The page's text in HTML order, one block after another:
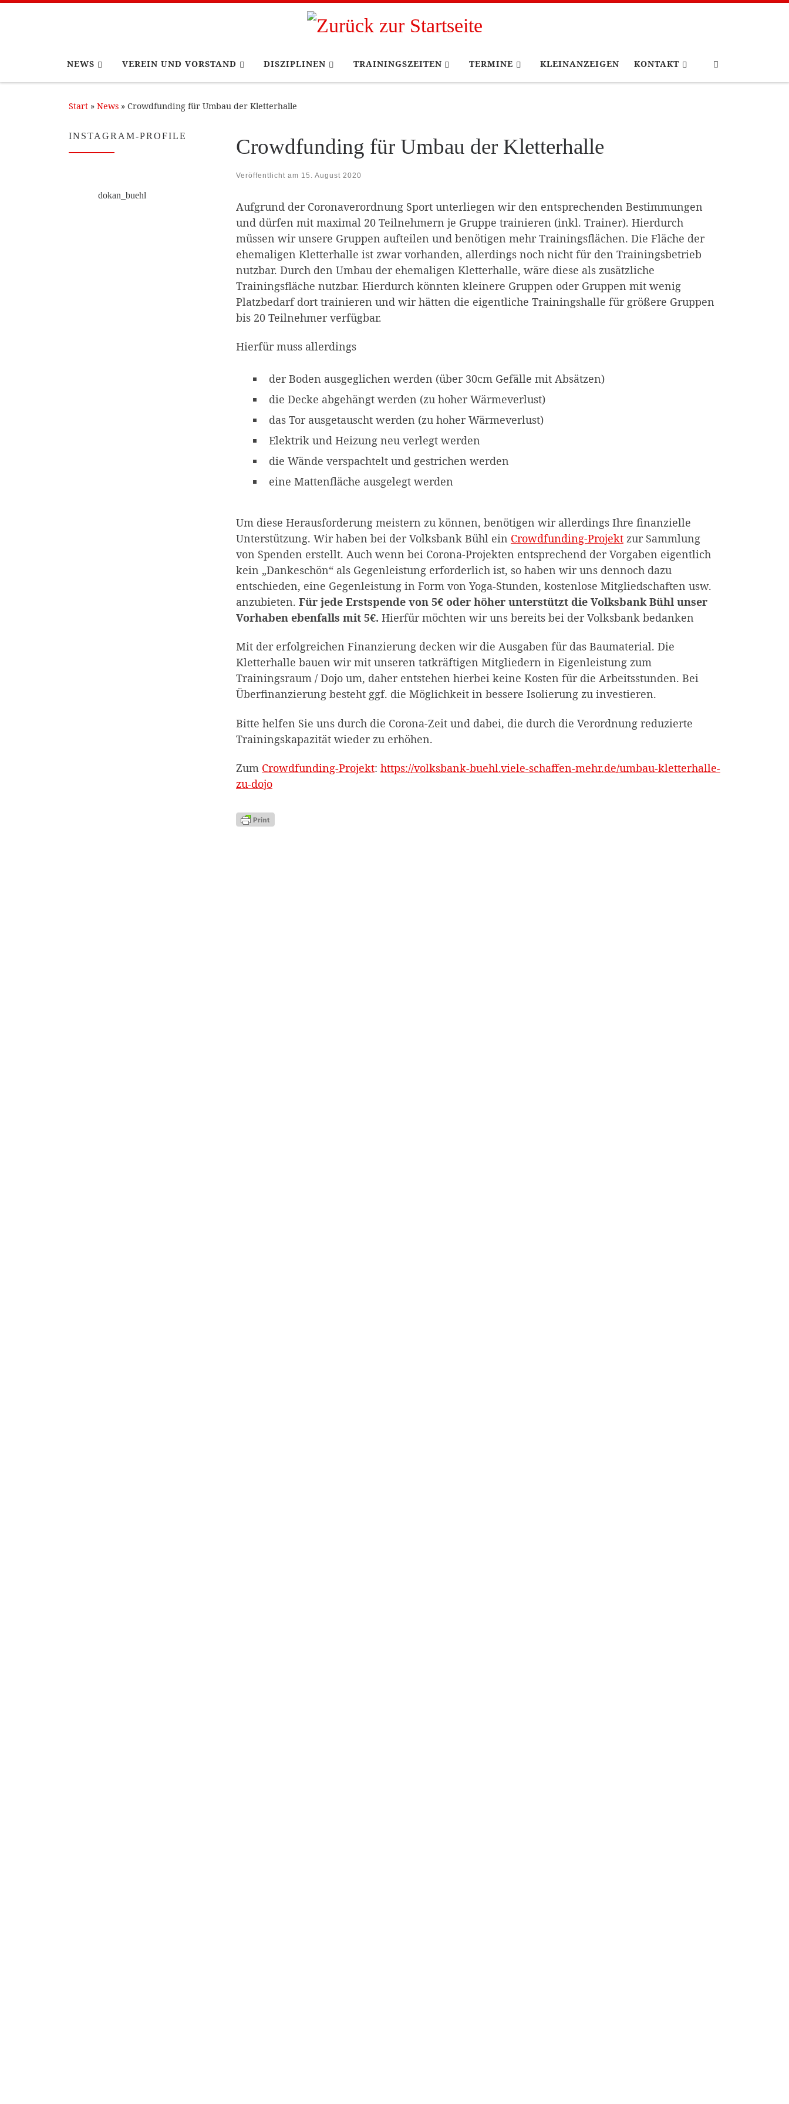
NEWS VEREIN UND VORSTAND DISZIPLINEN TRAININGSZEITEN TERMINE KLEINANZEIGEN KONTAKT
Start » News » Crowdfunding für Umbau der Kletterhalle
Crowdfunding für Umbau der Kletterhalle
Veröffentlicht am 15. August 2020
Aufgrund der Coronaverordnung Sport unterliegen wir den entsprechenden Bestimmungen
und dürfen mit maximal 20 Teilnehmern je Gruppe trainieren (inkl. Trainer). Hierdurch
müssen wir unsere Gruppen aufteilen und benötigen mehr Trainingsflächen. Die Fläche der
ehemaligen Kletterhalle ist zwar vorhanden, allerdings noch nicht für den Trainingsbetrieb
nutzbar. Durch den Umbau der ehemaligen Kletterhalle, wäre diese als zusätzliche
Trainingsfläche nutzbar. Hierdurch könnten kleinere Gruppen oder Gruppen mit wenig
Platzbedarf dort trainieren und wir hätten die eigentliche Trainingshalle für größere Gruppen
bis 20 Teilnehmer verfügbar.
Hierfür muss allerdings
der Boden ausgeglichen werden (über 30cm Gefälle mit Absätzen)
die Decke abgehängt werden (zu hoher Wärmeverlust)
das Tor ausgetauscht werden (zu hoher Wärmeverlust)
Elektrik und Heizung neu verlegt werden
die Wände verspachtelt und gestrichen werden
eine Mattenfläche ausgelegt werden
Um diese Herausforderung meistern zu können, benötigen wir allerdings Ihre finanzielle
Unterstützung. Wir haben bei der Volksbank Bühl ein Crowdfunding-Projekt zur Sammlung
von Spenden erstellt. Auch wenn bei Corona-Projekten entsprechend der Vorgaben eigentlich
kein „Dankeschön“ als Gegenleistung erforderlich ist, so haben wir uns dennoch dazu
entschieden, eine Gegenleistung in Form von Yoga-Stunden, kostenlose Mitgliedschaften usw.
anzubieten. Für jede Erstspende von 5€ oder höher unterstützt die Volksbank Bühl unser
Vorhaben ebenfalls mit 5€. Hierfür möchten wir uns bereits bei der Volksbank bedanken
Mit der erfolgreichen Finanzierung decken wir die Ausgaben für das Baumaterial. Die
Kletterhalle bauen wir mit unseren tatkräftigen Mitgliedern in Eigenleistung zum
Trainingsraum / Dojo um, daher entstehen hierbei keine Kosten für die Arbeitsstunden. Bei
Überfinanzierung besteht ggf. die Möglichkeit in bessere Isolierung zu investieren.
Bitte helfen Sie uns durch die Corona-Zeit und dabei, die durch die Verordnung reduzierte
Trainingskapazität wieder zu erhöhen.
Zum Crowdfunding-Projekt: https://volksbank-buehl.viele-schaffen-mehr.de/umbau-kletterhalle-
zu-dojo
INSTAGRAM-PROFILE
dokan_buehl